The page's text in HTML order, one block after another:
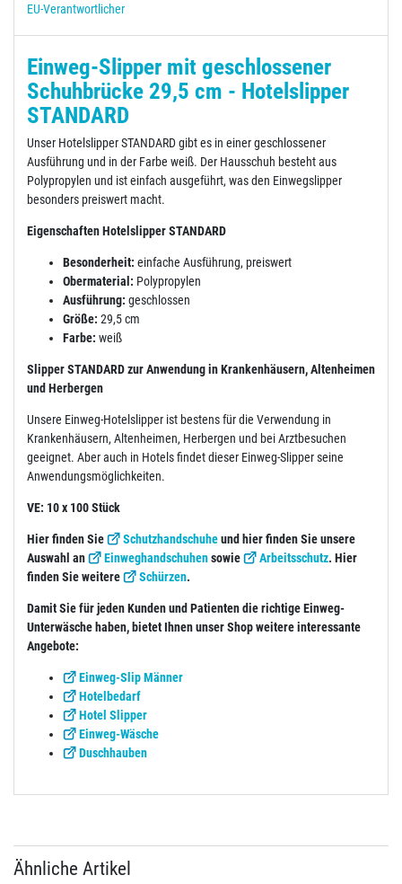
EU-Verantwortlicher
Einweg-Slipper mit geschlossener
Schuhbrücke 29,5 cm - Hotelslipper
STANDARD
Unser Hotelslipper STANDARD gibt es in einer geschlossener
Ausführung und in der Farbe weiß. Der Hausschuh besteht aus
Polypropylen und ist einfach ausgeführt, was den Einwegslipper
besonders preiswert macht.
Eigenschaften Hotelslipper STANDARD
Besonderheit: einfache Ausführung, preiswert
Obermaterial: Polypropylen
Ausführung: geschlossen
Größe: 29,5 cm
Farbe: weiß
Slipper STANDARD zur Anwendung in Krankenhäusern, Altenheimen
und Herbergen
Unsere Einweg-Hotelslipper ist bestens für die Verwendung in
Krankenhäusern, Altenheimen, Herbergen und bei Arztbesuchen
geeignet. Aber auch in Hotels findet dieser Einweg-Slipper seine
Anwendungsmöglichkeiten.
VE: 10 x 100 Stück
Hier finden Sie Schutzhandschuheund hier finden Sie unsere
Auswahl an
Einweghandschuhensowie Arbeitsschutz. Hier
finden Sie weitere
Schürzen.
Damit Sie für jeden Kunden und Patienten die richtige Einweg-
Unterwäsche haben, bietet Ihnen unser Shop weitere interessante
Angebote:
Einweg-Slip Männer
Hotelbedarf
Hotel Slipper
Einweg-Wäsche
Duschhauben
Ähnliche Artikel